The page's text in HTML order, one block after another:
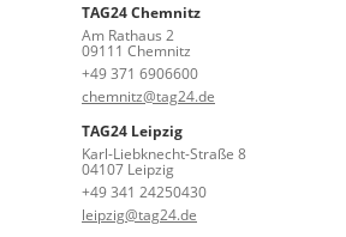
TAG24 Chemnitz
Am Rathaus 2
09111 Chemnitz
+49 371 6906600
chemnitz@tag24.de
TAG24 Leipzig
Karl-Liebknecht-Straße 8
04107 Leipzig
+49 341 24250430
leipzig@tag24.de